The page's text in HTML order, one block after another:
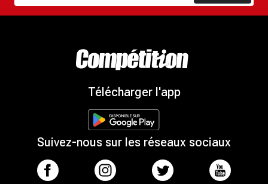
Télécharger l'app
Suivez-nous sur les réseaux sociaux